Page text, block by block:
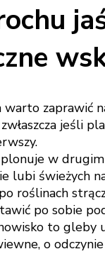
warto zaprawić
jeśli
plonuje w
lubi świeżych
roślinach
po sobie
to gleby
o